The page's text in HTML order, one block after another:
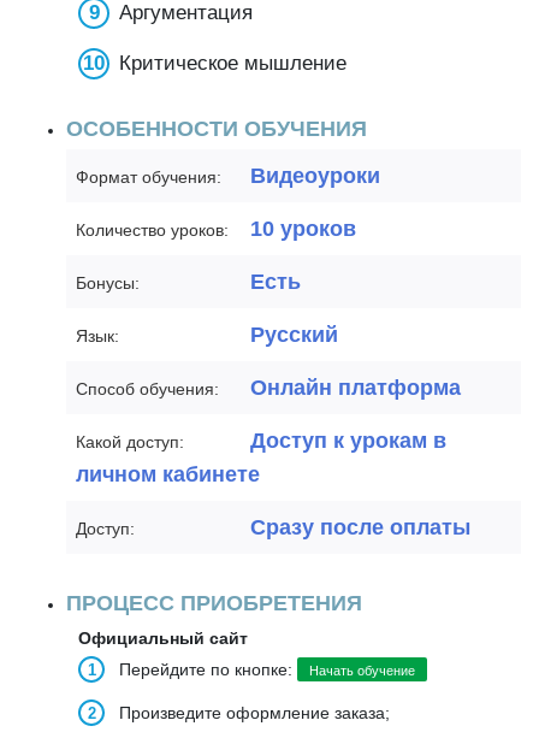
Аргументация
Критическое мышление
ОСОБЕННОСТИ ОБУЧЕНИЯ
Формат обучения: Видеоуроки
Количество уроков: 10 уроков
Бонусы: Есть
Язык: Русский
Способ обучения: Онлайн платформа
Какой доступ:
Доступ к урокам в
личном кабинете
Доступ: Сразу после оплаты
ПРОЦЕСС ПРИОБРЕТЕНИЯ
Официальный сайт
Перейдите по кнопке:
Начать обучение
Произведите оформление заказа;